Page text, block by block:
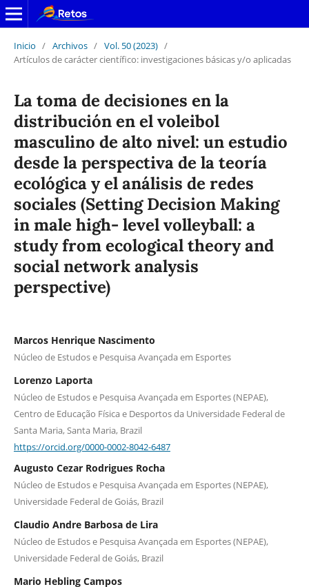
Inicio / Archivos / Vol. 50 (2023) /
Artículos de carácter científico: investigaciones básicas y/o aplicadas
La toma de decisiones en la
distribución en el voleibol
masculino de alto nivel: un estudio
desde la perspectiva de la teoría
ecológica y el análisis de redes
sociales (Setting Decision Making
in male high- level volleyball: a
study from ecological theory and
social network analysis
perspective)
Marcos Henrique Nascimento
Núcleo de Estudos e Pesquisa Avançada em Esportes
Lorenzo Laporta
Núcleo de Estudos e Pesquisa Avançada em Esportes (NEPAE),
Centro de Educação Física e Desportos da Universidade Federal de
Santa Maria, Santa Maria, Brazil
https://orcid.org/0000-0002-8042-6487
Augusto Cezar Rodrigues Rocha
Núcleo de Estudos e Pesquisa Avançada em Esportes (NEPAE),
Universidade Federal de Goiás, Brazil
Claudio Andre Barbosa de Lira
Núcleo de Estudos e Pesquisa Avançada em Esportes (NEPAE),
Universidade Federal de Goiás, Brazil
Mario Hebling Campos